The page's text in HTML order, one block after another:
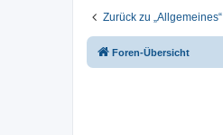
Zurück zu „Allgemeines“
Foren-Übersicht